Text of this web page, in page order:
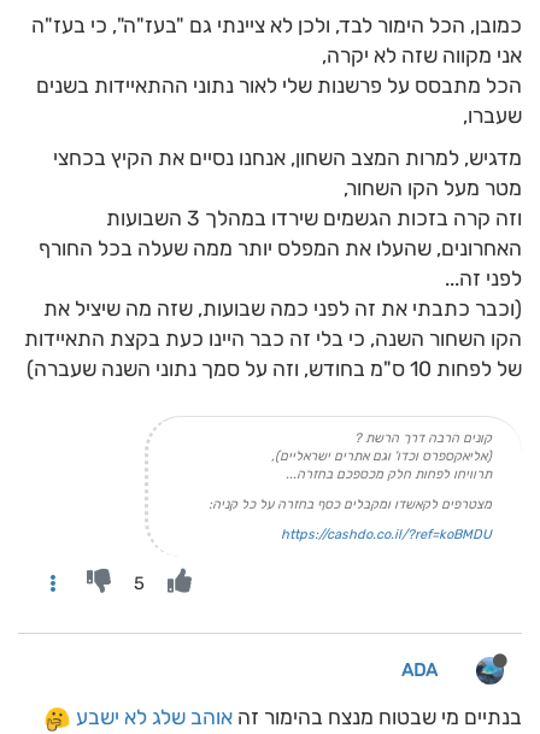
כמובן, הכל הימור לבד, ולכן לא ציינתי גם "בעז"ה", כי בעז"ה
אני מקווה שזה לא יקרה,
הכל מתבסס על פרשנות שלי לאור נתוני ההתאיידות בשנים
שעברו,
מדגיש, למרות המצב השחון, אנחנו נסיים את הקיץ בכחצי
מטר מעל הקו השחור,
וזה קרה בזכות הגשמים שירדו במהלך 3 השבועות
האחרונים, שהעלו את המפלס יותר ממה שעלה בכל החורף
לפני זה...
(וכבר כתבתי את זה לפני כמה שבועות, שזה מה שיציל את
הקו השחור השנה, כי בלי זה כבר היינו כעת בקצת התאיידות
של לפחות 10 ס"מ בחודש, וזה על סמך נתוני השנה שעברה)
קונים הרבה דרך הרשת ?
(אליאקספרס וכדו' וגם אתרים ישראליים),
תרוויחו לפחות חלק מכספכם בחזרה...
מצטרפים לקאשדו ומקבלים כסף בחזרה על כל קניה:
https://cashdo.co.il/?ref=koBMDU
5
ADA
בנתיים מי שבטוח מנצח בהימור זה אוהב שלג לא ישבע